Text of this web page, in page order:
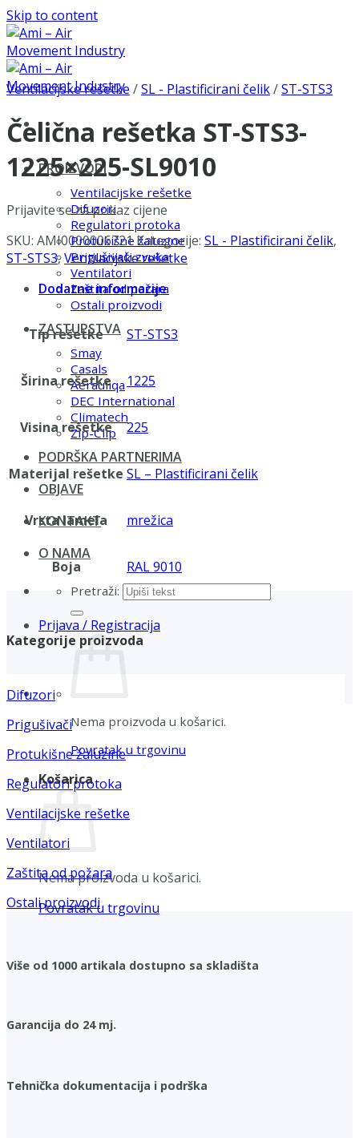
Skip to content
PROIZVODI
Ventilacijske rešetke
Difuzori
Regulatori protoka
Protukišne žaluzine
Prigušivači zvuka
Ventilatori
Zaštita od požara
Ostali proizvodi
ZASTUPSTVA
Smay
Casals
Aerauliqa
DEC International
Climatech
Zip-Clip
PODRŠKA PARTNERIMA
OBJAVE
KONTAKT
O NAMA
Pretraži:
Prijava / Registracija
Nema proizvoda u košarici.
Povratak u trgovinu
Košarica
Nema proizvoda u košarici.
Povratak u trgovinu
Ventilacijske rešetke /SL - Plastificirani čelik/ST-STS3
Čelična rešetka ST-STS3-
1225×225-SL9010
Prijavite se za prikaz cijene
SKU: AMI0000006721 Kategorije: SL - Plastificirani čelik,
ST-STS3,Ventilacijske rešetke
Dodatne informacije
Tip rešetke ST-STS3
Širina rešetke 1225
Visina rešetke 225
Materijal rešetke SL – Plastificirani čelik
Vrsta lamela mrežica
Boja RAL 9010
Kategorije proizvoda
Difuzori
Prigušivači
Protukišne žaluzine
Regulatori protoka
Ventilacijske rešetke
Ventilatori
Zaštita od požara
Ostali proizvodi
Više od 1000 artikala dostupno sa skladišta
Garancija do 24 mj.
Tehnička dokumentacija i podrška